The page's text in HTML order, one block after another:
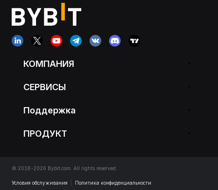
КОМПАНИЯ
СЕРВИСЫ
Поддержка
ПРОДУКТ
© 2018-2026 Bybit.com. All rights reserved.
Условия обслуживания Политика конфиденциальности